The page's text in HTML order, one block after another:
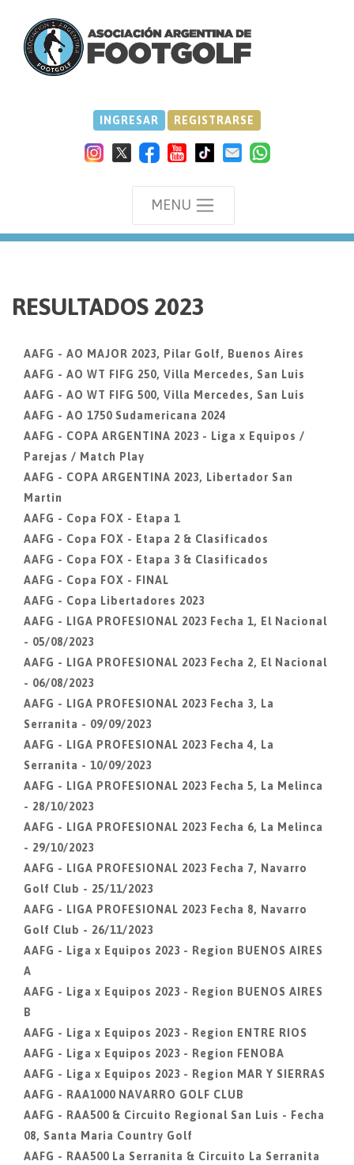
INGRESAR REGISTRARSE
MENU
RESULTADOS 2023
AAFG - AO MAJOR 2023, Pilar Golf, Buenos Aires
AAFG - AO WT FIFG 250, Villa Mercedes, San Luis
AAFG - AO WT FIFG 500, Villa Mercedes, San Luis
AAFG - AO 1750 Sudamericana 2024
AAFG - COPA ARGENTINA 2023 - Liga x Equipos /
Parejas / Match Play
AAFG - COPA ARGENTINA 2023, Libertador San
Martin
AAFG - Copa FOX - Etapa 1
AAFG - Copa FOX - Etapa 2 & Clasificados
AAFG - Copa FOX - Etapa 3 & Clasificados
AAFG - Copa FOX - FINAL
AAFG - Copa Libertadores 2023
AAFG - LIGA PROFESIONAL 2023 Fecha 1, El Nacional
- 05/08/2023
AAFG - LIGA PROFESIONAL 2023 Fecha 2, El Nacional
- 06/08/2023
AAFG - LIGA PROFESIONAL 2023 Fecha 3, La
Serranita - 09/09/2023
AAFG - LIGA PROFESIONAL 2023 Fecha 4, La
Serranita - 10/09/2023
AAFG - LIGA PROFESIONAL 2023 Fecha 5, La Melinca
- 28/10/2023
AAFG - LIGA PROFESIONAL 2023 Fecha 6, La Melinca
- 29/10/2023
AAFG - LIGA PROFESIONAL 2023 Fecha 7, Navarro
Golf Club - 25/11/2023
AAFG - LIGA PROFESIONAL 2023 Fecha 8, Navarro
Golf Club - 26/11/2023
AAFG - Liga x Equipos 2023 - Region BUENOS AIRES
A
AAFG - Liga x Equipos 2023 - Region BUENOS AIRES
B
AAFG - Liga x Equipos 2023 - Region ENTRE RIOS
AAFG - Liga x Equipos 2023 - Region FENOBA
AAFG - Liga x Equipos 2023 - Region MAR Y SIERRAS
AAFG - RAA1000 NAVARRO GOLF CLUB
AAFG - RAA500 & Circuito Regional San Luis - Fecha
08, Santa Maria Country Golf
AAFG - RAA500 La Serranita & Circuito La Serranita